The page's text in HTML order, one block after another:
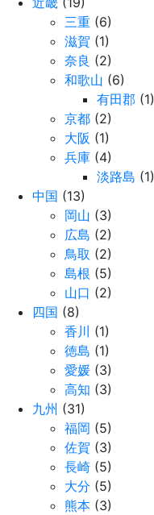
三重 (6)
滋賀 (1)
奈良 (2)
和歌山 (6)
有田郡 (1)
京都 (2)
大阪 (1)
兵庫 (4)
淡路島 (1)
中国 (13)
岡山 (3)
広島 (2)
鳥取 (2)
島根 (5)
山口 (2)
四国 (8)
香川 (1)
徳島 (1)
愛媛 (3)
高知 (3)
九州 (31)
福岡 (5)
佐賀 (3)
長崎 (5)
大分 (5)
熊本 (3)